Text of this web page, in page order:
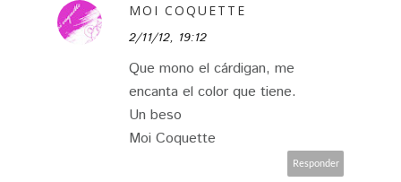
MOI COQUETTE
2/11/12, 19:12
Que mono el cárdigan, me
encanta el color que tiene.
Un beso
Moi Coquette
Responder